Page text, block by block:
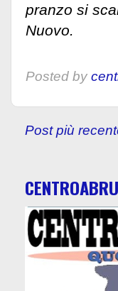
pranzo si
Nuovo.
Posted by
Post più